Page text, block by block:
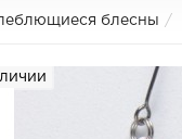
блесны